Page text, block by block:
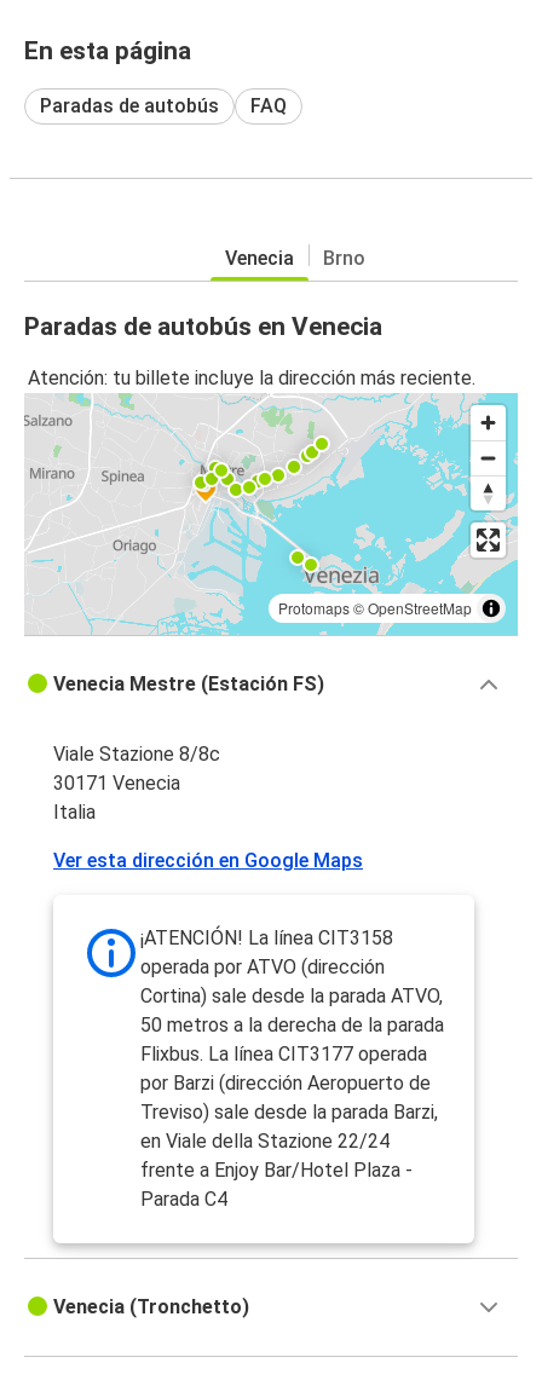
En esta página
Paradas de autobús FAQ
Venecia Brno
Paradas de autobús en Venecia
Atención: tu billete incluye la dirección más reciente.
Protomaps©OpenStreetMap
Venecia Mestre (Estación FS)
Viale Stazione 8/8c
30171 Venecia
Italia
Ver esta dirección en Google Maps
¡ATENCIÓN! La línea CIT3158
operada por ATVO (dirección
Cortina) sale desde la parada ATVO,
50 metros a la derecha de la parada
Flixbus. La línea CIT3177 operada
por Barzi (dirección Aeropuerto de
Treviso) sale desde la parada Barzi,
en Viale della Stazione 22/24
frente a Enjoy Bar/Hotel Plaza -
Parada C4
Venecia (Tronchetto)